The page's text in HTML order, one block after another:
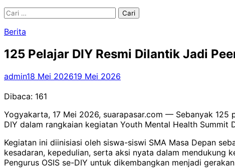
Cari
Berita
125 Pelajar DIY Resmi Dilantik Jadi
admin18 Mei 202619 Mei 2026
Dibaca: 161
Yogyakarta, 17 Mei 2026, suarapasar.com — Sebanyak
DIY dalam rangkaian kegiatan Youth Mental Health
Kegiatan ini diinisiasi oleh siswa-siswi SMA Masa Depan
kesadaran, kepedulian, serta aksi nyata dalam mendukung
Pengurus OSIS se-DIY untuk dikembangkan menjadi